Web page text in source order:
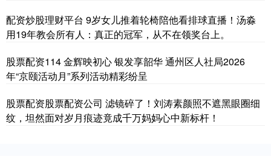
配资炒股理财平台 9岁女儿推着轮椅陪他看排球直播！汤淼
用19年教会所有人：真正的冠军，从不在领奖台上。
股票配资114 金辉映初心 银发享韶华 通州区人社局2026
年“京颐活动月”系列活动精彩纷呈
股票配资股票配资公司 滤镜碎了！刘涛素颜照不遮黑眼圈细
纹，坦然面对岁月痕迹竟成千万妈妈心中新标杆！